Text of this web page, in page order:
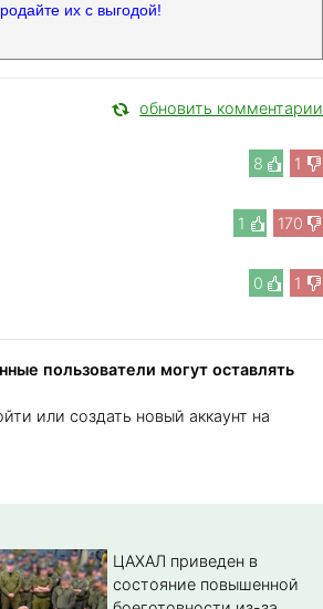
их с выгодой!
обновить комментарии
8 1
1
170
0
1
пользователи могут оставлять
или создать новый аккаунт на
ЦАХАЛ приведен в
состояние повышенной